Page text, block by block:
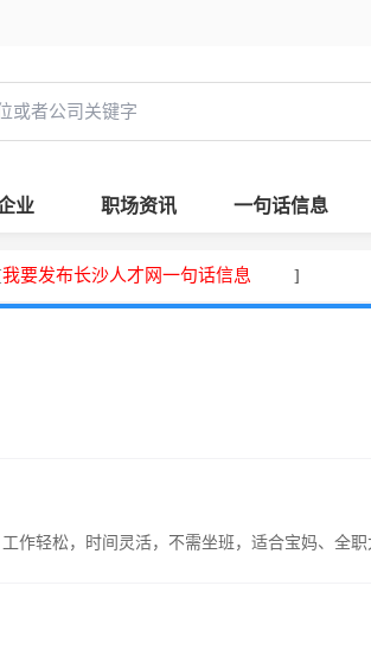
业 职场资讯 一句话信息
[我要发布长沙人才网一句话信息 ]
作轻松，时间灵活，不需坐班，适合宝妈、全职